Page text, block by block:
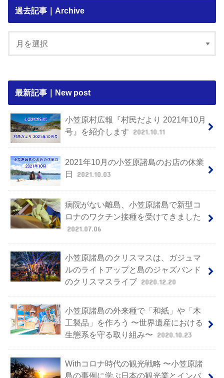
過去記事｜Archive
最新記事｜New post
小笠原村広報『村民だより 2021年10月
号』を紹介します 2021.10.11
2021年10月の小笠原諸島のお店の休業
日
2021.10.03
病院がない離島、小笠原諸島で新型コ
ロナのワクチン接種を受けてきました
2021.07.06
小笠原諸島のクリスマスは、ガジュマ
ルのライトアップと島のジャズバンド
のクリスマスライブ 2020.12.20
小笠原諸島の外来種で「和紙」や「木
工製品」を作ろう 〜世界遺産における
生態系を守る取り組み〜 2020.10.23
Withコロナ時代の観光戦略 〜小笠原諸
島の事例に学ぶ日本の観光業とインバ